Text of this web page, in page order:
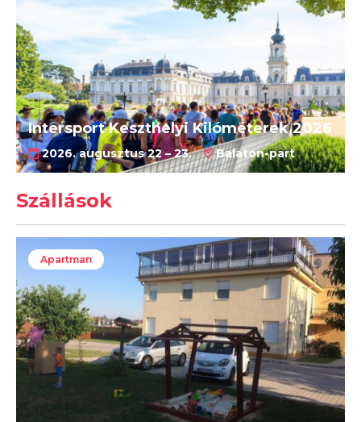
Intersport Keszthelyi Kilóméterek 2026
2026. augusztus 22 – 23. Balaton-part
Szállások
Apartman